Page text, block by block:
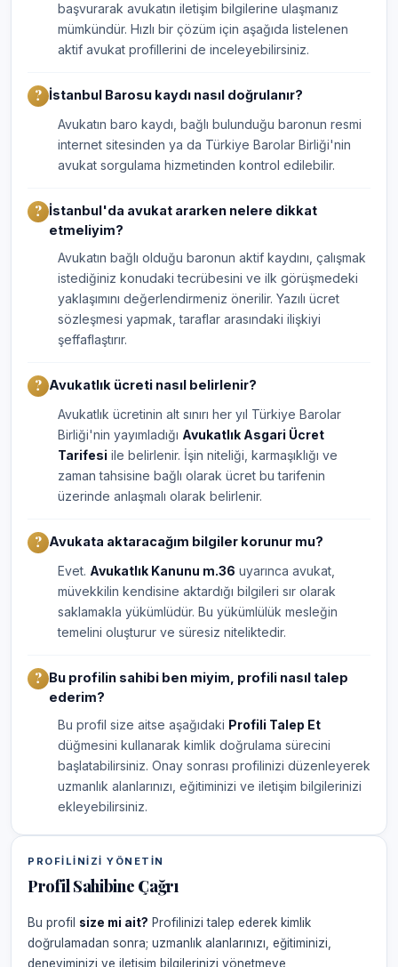
başvurarak avukatın iletişim bilgilerine ulaşmanız
mümkündür. Hızlı bir çözüm için aşağıda listelenen
aktif avukat profillerini de inceleyebilirsiniz.
İstanbul Barosu kaydı nasıl doğrulanır?
Avukatın baro kaydı, bağlı bulunduğu baronun resmi
internet sitesinden ya da Türkiye Barolar Birliği'nin
avukat sorgulama hizmetinden kontrol edilebilir.
İstanbul'da avukat ararken nelere dikkat
etmeliyim?
Avukatın bağlı olduğu baronun aktif kaydını, çalışmak
istediğiniz konudaki tecrübesini ve ilk görüşmedeki
yaklaşımını değerlendirmeniz önerilir. Yazılı ücret
sözleşmesi yapmak, taraflar arasındaki ilişkiyi
şeffaflaştırır.
Avukatlık ücreti nasıl belirlenir?
Avukatlık ücretinin alt sınırı her yıl Türkiye Barolar
Birliği'nin yayımladığı Avukatlık Asgari Ücret
Tarifesi ile belirlenir. İşin niteliği, karmaşıklığı ve
zaman tahsisine bağlı olarak ücret bu tarifenin
üzerinde anlaşmalı olarak belirlenir.
Avukata aktaracağım bilgiler korunur mu?
Evet. Avukatlık Kanunu m.36 uyarınca avukat,
müvekkilin kendisine aktardığı bilgileri sır olarak
saklamakla yükümlüdür. Bu yükümlülük mesleğin
temelini oluşturur ve süresiz niteliktedir.
Bu profilin sahibi ben miyim, profili nasıl talep
ederim?
Bu profil size aitse aşağıdaki Profili Talep Et
düğmesini kullanarak kimlik doğrulama sürecini
başlatabilirsiniz. Onay sonrası profilinizi düzenleyerek
uzmanlık alanlarınızı, eğitiminizi ve iletişim bilgilerinizi
ekleyebilirsiniz.
PROFILINIZI YÖNETIN
Profil Sahibine Çağrı
Bu profil size mi ait? Profilinizi talep ederek kimlik
doğrulamadan sonra; uzmanlık alanlarınızı, eğitiminizi,
deneyiminizi ve iletişim bilgilerinizi yönetmeye